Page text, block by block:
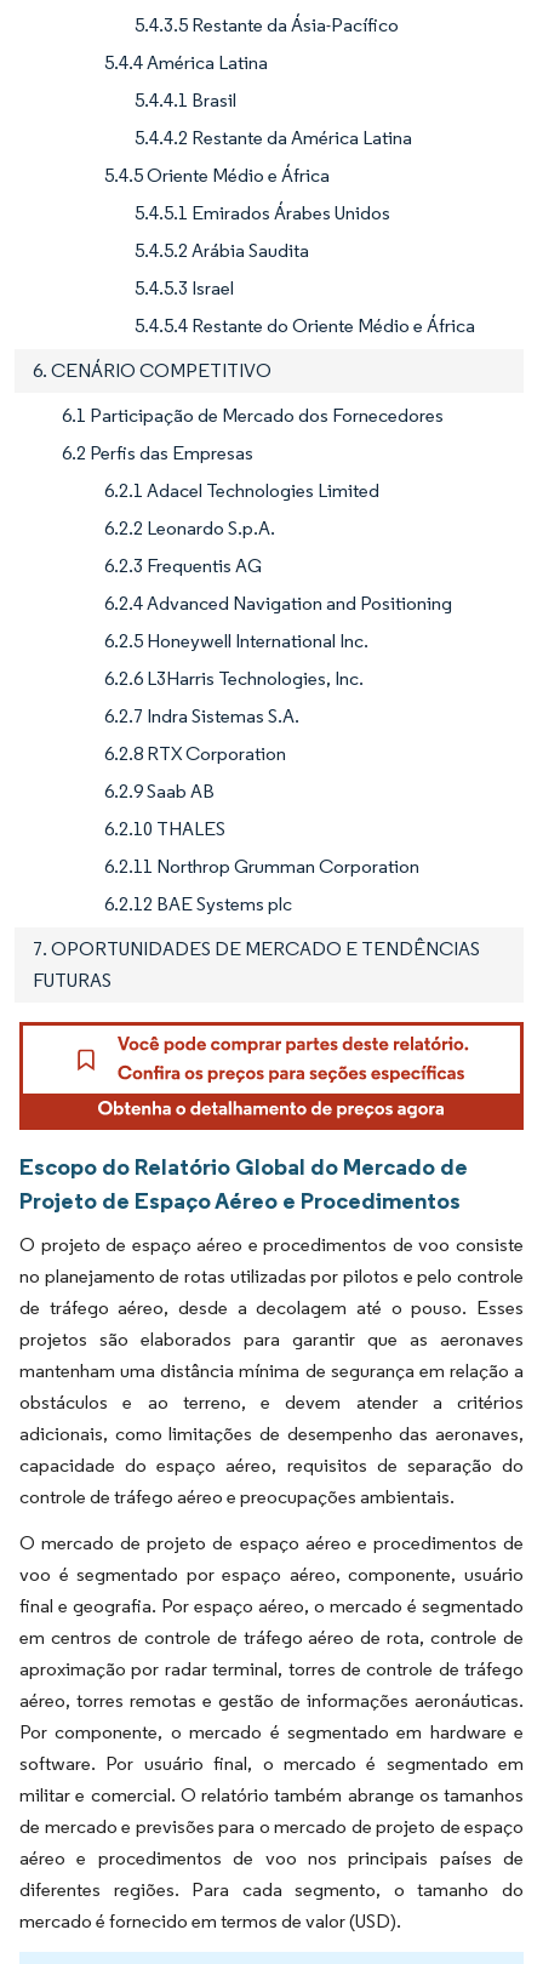
5.4.3.5 Restante da Ásia-Pacífico
5.4.4 América Latina
5.4.4.1 Brasil
5.4.4.2 Restante da América Latina
5.4.5 Oriente Médio e África
5.4.5.1 Emirados Árabes Unidos
5.4.5.2 Arábia Saudita
5.4.5.3 Israel
5.4.5.4 Restante do Oriente Médio e África
6. CENÁRIO COMPETITIVO
6.1 Participação de Mercado dos Fornecedores
6.2 Perfis das Empresas
6.2.1 Adacel Technologies Limited
6.2.2 Leonardo S.p.A.
6.2.3 Frequentis AG
6.2.4 Advanced Navigation and Positioning
6.2.5 Honeywell International Inc.
6.2.6 L3Harris Technologies, Inc.
6.2.7 Indra Sistemas S.A.
6.2.8 RTX Corporation
6.2.9 Saab AB
6.2.10 THALES
6.2.11 Northrop Grumman Corporation
6.2.12 BAE Systems plc
7. OPORTUNIDADES DE MERCADO E TENDÊNCIAS
FUTURAS
Escopo do Relatório Global do Mercado de
Projeto de Espaço Aéreo e Procedimentos
O projeto de espaço aéreo e procedimentos de voo consiste
no planejamento de rotas utilizadas por pilotos e pelo controle
de tráfego aéreo, desde a decolagem até o pouso. Esses
projetos são elaborados para garantir que as aeronaves
mantenham uma distância mínima de segurança em relação a
obstáculos e ao terreno, e devem atender a critérios
adicionais, como limitações de desempenho das aeronaves,
capacidade do espaço aéreo, requisitos de separação do
controle de tráfego aéreo e preocupações ambientais.
O mercado de projeto de espaço aéreo e procedimentos de
voo é segmentado por espaço aéreo, componente, usuário
final e geografia. Por espaço aéreo, o mercado é segmentado
em centros de controle de tráfego aéreo de rota, controle de
aproximação por radar terminal, torres de controle de tráfego
aéreo, torres remotas e gestão de informações aeronáuticas.
Por componente, o mercado é segmentado em hardware e
software. Por usuário final, o mercado é segmentado em
militar e comercial. O relatório também abrange os tamanhos
de mercado e previsões para o mercado de projeto de espaço
aéreo e procedimentos de voo nos principais países de
diferentes regiões. Para cada segmento, o tamanho do
mercado é fornecido em termos de valor (USD).